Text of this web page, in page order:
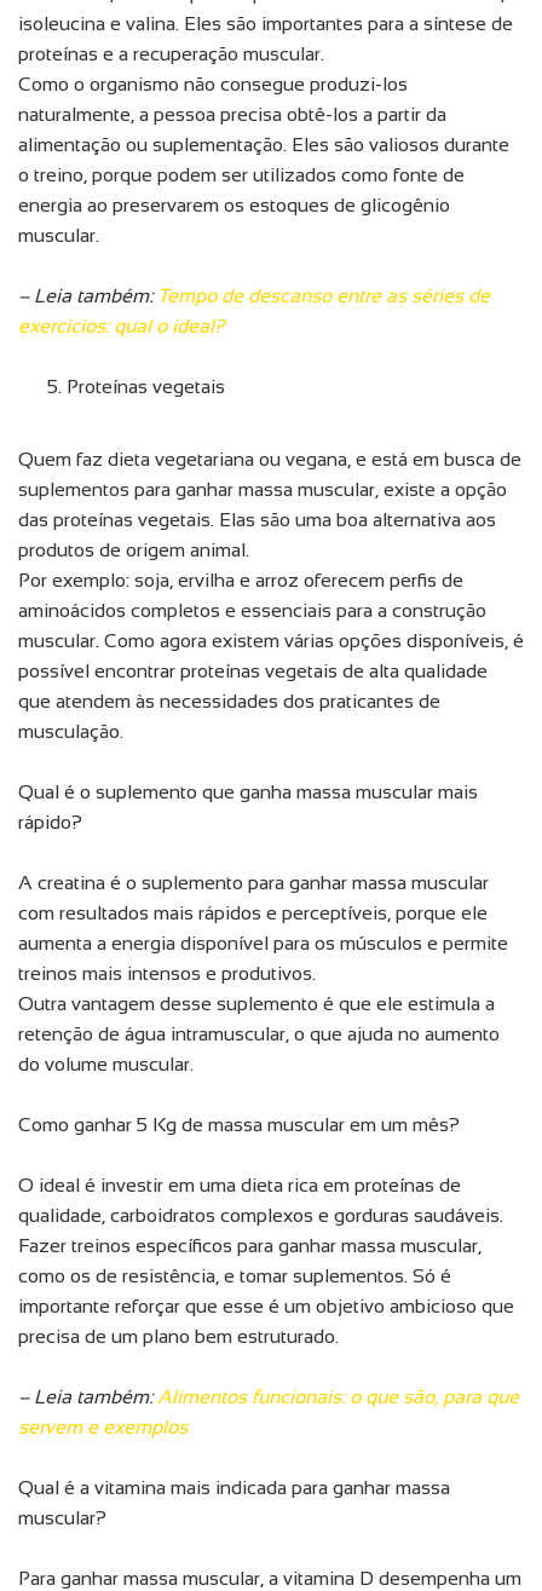
isoleucina e valina. Eles são importantes para a síntese de
proteínas e a recuperação muscular.
Como o organismo não consegue produzi-los
naturalmente, a pessoa precisa obtê-los a partir da
alimentação ou suplementação. Eles são valiosos durante
o treino, porque podem ser utilizados como fonte de
energia ao preservarem os estoques de glicogênio
muscular.
– Leia também: Tempo de descanso entre as séries de
exercícios: qual o ideal?
Proteínas vegetais
Quem faz dieta vegetariana ou vegana, e está em busca de
suplementos para ganhar massa muscular, existe a opção
das proteínas vegetais. Elas são uma boa alternativa aos
produtos de origem animal.
Por exemplo: soja, ervilha e arroz oferecem perfis de
aminoácidos completos e essenciais para a construção
muscular. Como agora existem várias opções disponíveis, é
possível encontrar proteínas vegetais de alta qualidade
que atendem às necessidades dos praticantes de
musculação.
Qual é o suplemento que ganha massa muscular mais
rápido?
A creatina é o suplemento para ganhar massa muscular
com resultados mais rápidos e perceptíveis, porque ele
aumenta a energia disponível para os músculos e permite
treinos mais intensos e produtivos.
Outra vantagem desse suplemento é que ele estimula a
retenção de água intramuscular, o que ajuda no aumento
do volume muscular.
Como ganhar 5 Kg de massa muscular em um mês?
O ideal é investir em uma dieta rica em proteínas de
qualidade, carboidratos complexos e gorduras saudáveis.
Fazer treinos específicos para ganhar massa muscular,
como os de resistência, e tomar suplementos. Só é
importante reforçar que esse é um objetivo ambicioso que
precisa de um plano bem estruturado.
– Leia também:Alimentos funcionais: o que são, para que
servem e exemplos
Qual é a vitamina mais indicada para ganhar massa
muscular?
Para ganhar massa muscular, a vitamina D desempenha um